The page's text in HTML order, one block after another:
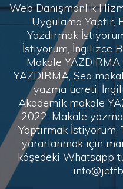
Web Danışmanlık
Uygulama Yaptır,
Yazdırmak
İstiyorum, İngilizce
Makale
YAZDIRMA, Seo
yazma ücreti,
Akademik makale
2022, Makale
Yaptırmak
yararlanmak için
köşedeki Whatsapp